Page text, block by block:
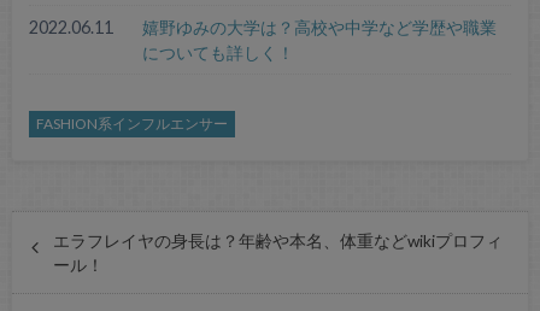
2022.06.11
嬉野ゆみの大学は？高校や中学など学歴や職業
についても詳しく！
FASHION系インフルエンサー
エラフレイヤの身長は？年齢や本名、体重などwikiプロフィ
ール！